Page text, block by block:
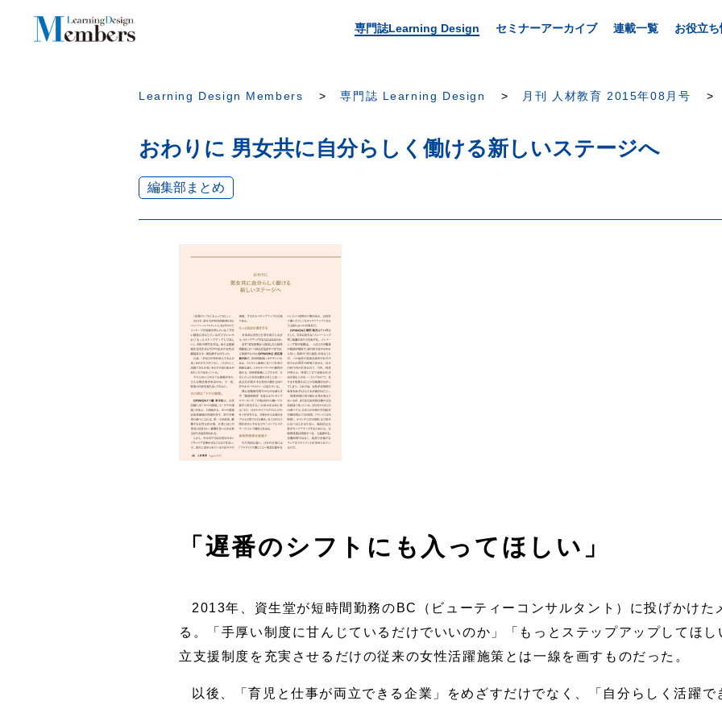
専門誌Learning Design セミナーアーカイブ 連載一覧 お役立
Learning Design Members 専門誌 Learning Design 月刊 人材教育 2015年08月号
おわりに 男女共に自分らしく働ける新しいステージへ
編集部まとめ
「遅番のシフトにも入ってほしい」
2013年、資生堂が短時間勤務のBC（ビューティーコンサルタント）に投げかけた
る。「手厚い制度に甘んじているだけでいいのか」「もっとステップアップしてほ
立支援制度を充実させるだけの従来の女性活躍施策とは一線を画すものだった。
以後、「育児と仕事が両立できる企業」をめざすだけでなく、「自分らしく活躍